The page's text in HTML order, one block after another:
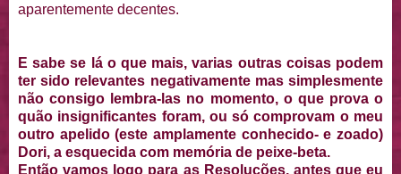
aparentemente decentes.
E sabe se lá o que mais, varias outras coisas podem
ter sido relevantes negativamente mas simplesmente
não consigo lembra-las no momento, o que prova o
quão insignificantes foram, ou só comprovam o meu
outro apelido (este amplamente conhecido- e zoado)
Dori, a esquecida com memória de peixe-beta.
Então vamos logo para as Resoluções, antes que eu